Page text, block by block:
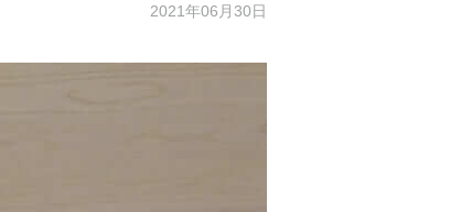
2021年06月30日